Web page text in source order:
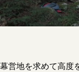
幕営地を求めて高度